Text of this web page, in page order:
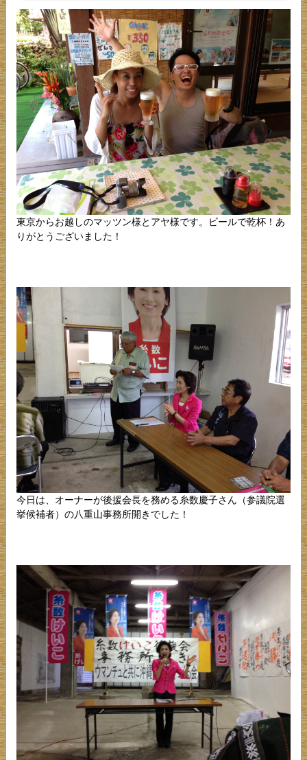
東京からお越しのマッツン様とアヤ様です。ビールで乾杯！あ
りがとうございました！
今日は、オーナーが後援会長を務める糸数慶子さん（参議院選
挙候補者）の八重山事務所開きでした！